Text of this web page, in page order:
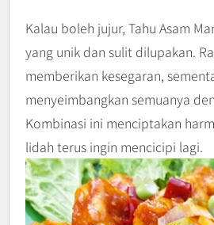
Kalau boleh jujur, Tahu Asam
yang unik dan sulit dilupakan.
memberikan kesegaran,
menyeimbangkan semuanya
Kombinasi ini menciptakan
lidah terus ingin mencicipi lagi.